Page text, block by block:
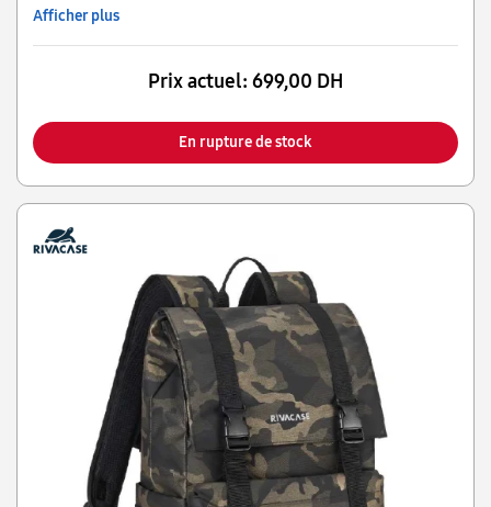
Afficher plus
Prix actuel: 699,00 DH
En rupture de stock